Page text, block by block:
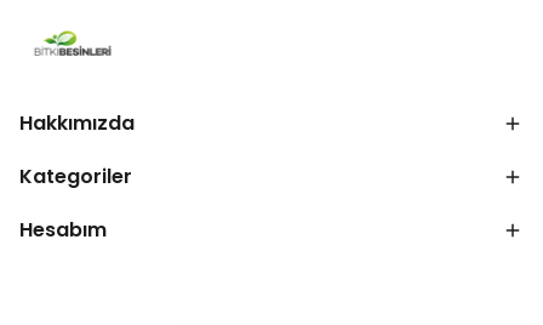
Hakkımızda
Kategoriler
Hesabım